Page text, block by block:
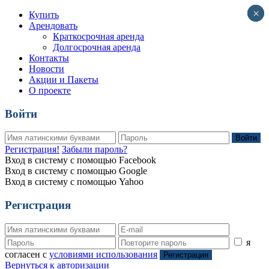
Купить
Арендовать
Краткосрочная аренда
Долгосрочная аренда
Контакты
Новости
Акции и Пакеты
О проекте
Войти
Войти
Регистрация! Забыли пароль?
Вход в систему с помощью Facebook
Вход в систему с помощью Google
Вход в систему с помощью Yahoo
Регистрация
я
согласен с условиями использования Регистрация
Вернуться к авторизации
×
×